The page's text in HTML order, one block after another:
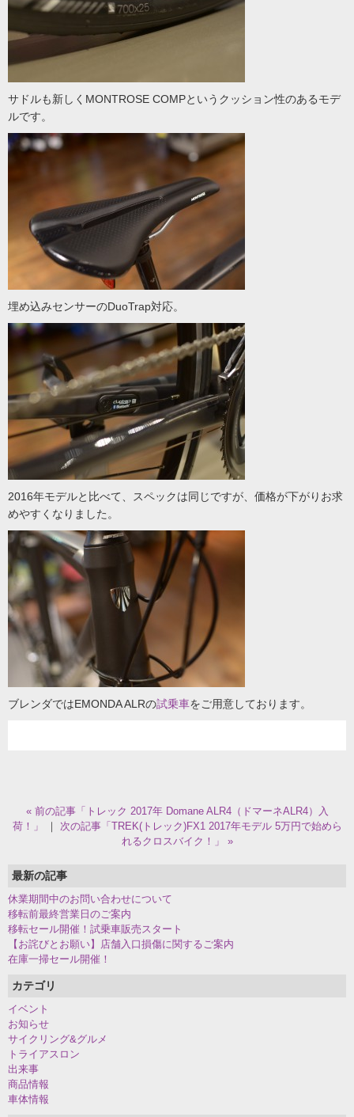
サドルも新しくMONTROSE COMPというクッション性のあるモデ
ルです。
埋め込みセンサーのDuoTrap対応。
2016年モデルと比べて、スペックは同じですが、価格が下がりお求
めやすくなりました。
ブレンダではEMONDA ALRの試乗車をご用意しております。
« 前の記事「トレック 2017年 Domane ALR4（ドマーネALR4）入
荷！」
｜ 次の記事「TREK(トレック)FX1 2017年モデル 5万円で始めら
れるクロスバイク！」 »
最新の記事
休業期間中のお問い合わせについて
移転前最終営業日のご案内
移転セール開催！試乗車販売スタート
【お詫びとお願い】店舗入口損傷に関するご案内
在庫一掃セール開催！
カテゴリ
イベント
お知らせ
サイクリング&グルメ
トライアスロン
出来事
商品情報
車体情報